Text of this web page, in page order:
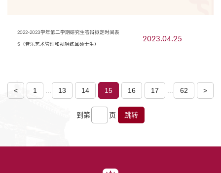
2022-2023学年第二学期研究生答辩拟定时间表
5（音乐艺术管理和视唱练耳硕士生）
2023.04.25
< 1 13 14 15 16 17 62 >
到第 页 跳转